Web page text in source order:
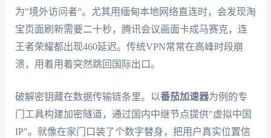
为"境外访问者"。尤其用缅甸本地网络直连时，会发现淘
宝页面刷新需要二十秒，腾讯会议画面卡成马赛克，连
王者荣耀都出现460延迟。传统VPN常常在高峰时段崩
溃，用着用着突然跳回国际出口。
破解密钥藏在数据传输链条里。以番茄加速器为例的专
门工具构建加密隧道，通过国内中继节点提供"虚拟中国
IP"。就像在家门口装了个数字替身，把用户真实位置信